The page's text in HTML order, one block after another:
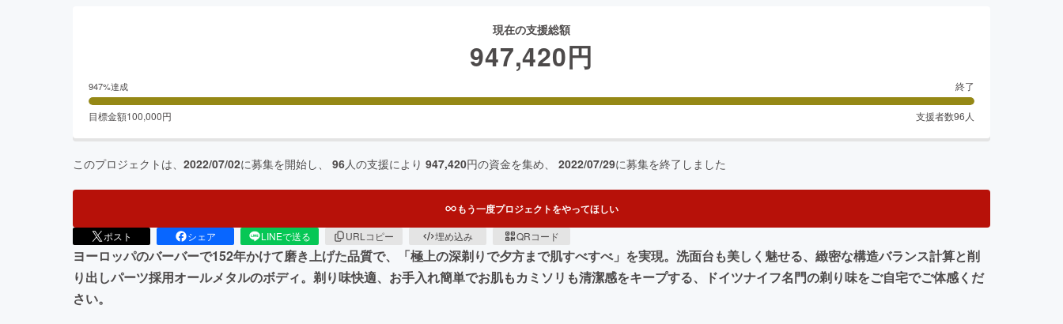
現在の支援総額
947,420円
947%達成 終了
目標金額100,000円 支援者数96 人
このプロジェクトは、 2022/07/02に募集を開始し、 96人の支援により 947,420円の資金を集め、 2022/07/29に募集を終了しました
もう一度プロジェクトをやってほしい
ポスト シェア LINEで送る URLコピー 埋め込み QRコード
ヨーロッパのバーバーで152年かけて磨き上げた品質で、「極上の深剃りで夕方まで肌すべすべ」を実現。洗面台も美しく魅せる、緻密な構造バランス計算と削
り出しパーツ採用オールメタルのボディ。剃り味快適、お手入れ簡単でお肌もカミソリも清潔感をキープする、ドイツナイフ名門の剃り味をご自宅でご体感くだ
さい。